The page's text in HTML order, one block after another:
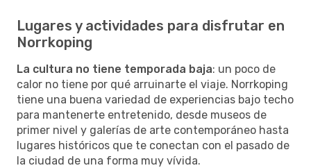
Lugares y actividades para disfrutar en
Norrkoping
La cultura no tiene temporada baja: un poco de
calor no tiene por qué arruinarte el viaje. Norrkoping
tiene una buena variedad de experiencias bajo techo
para mantenerte entretenido, desde museos de
primer nivel y galerías de arte contemporáneo hasta
lugares históricos que te conectan con el pasado de
la ciudad de una forma muy vívida.